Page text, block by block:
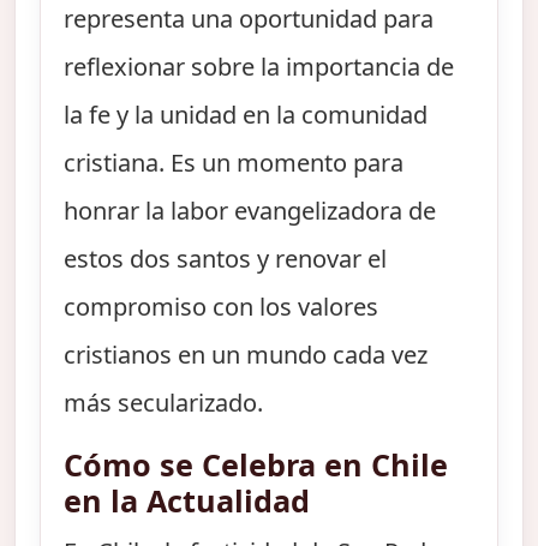
representa una oportunidad para
reflexionar sobre la importancia de
la fe y la unidad en la comunidad
cristiana. Es un momento para
honrar la labor evangelizadora de
estos dos santos y renovar el
compromiso con los valores
cristianos en un mundo cada vez
más secularizado.
Cómo se Celebra en Chile
en la Actualidad